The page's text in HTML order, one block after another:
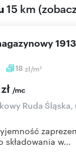
15 km (
18 zł/m2
/mc
Ruda
składowania w...